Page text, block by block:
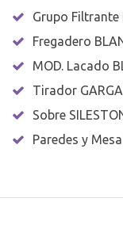
Grupo Filtrante
Fregadero
MOD. Lacado
Tirador
Sobre
Paredes y